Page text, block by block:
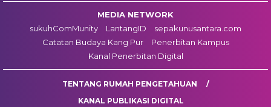
MEDIA NETWORK
sukuhComMunity
LantangID
sepakunusantara.com
Catatan Budaya Kang Pur
Penerbitan Kampus
Kanal Penerbitan Digital
TENTANG RUMAH PENGETAHUAN
KANAL PUBLIKASI DIGITAL